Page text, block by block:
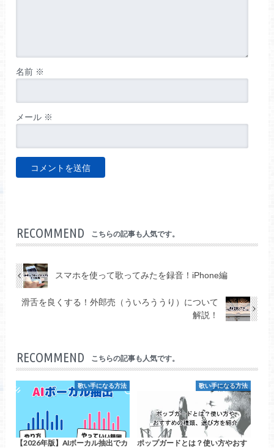
名前 ※
メール ※
RECOMMEND こちらの記事も人気です。
スマホを使って歌ってみたを録音！iPhone編
滑舌を良くする！外郎売（ういろううり）について
解説！
RECOMMEND こちらの記事も人気です。
歌い手になる方法
【2026年版】AIボーカル抽出でカ
歌い手になる方法
ポップガードとは？使い方やおす